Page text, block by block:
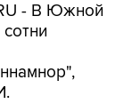
- В Южной